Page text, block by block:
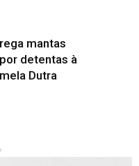
mantas
detentas à
Dutra